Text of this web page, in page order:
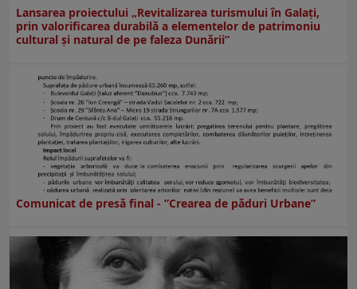
Lansarea proiectului „Revitalizarea turismului în Galați,
prin valorificarea durabilă a elementelor de patrimoniu
cultural și natural de pe faleza Dunării”
Comunicat de presă final - ”Crearea de păduri Urbane”